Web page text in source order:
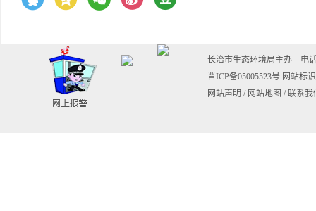
长治市生态环境局主办 电话
晋ICP备05005523号 网站标
网站声明 / 网站地图 / 联系我